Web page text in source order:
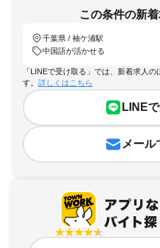
この条件の新
千葉県 / 袖ケ浦駅
中国語が活かせる
「LINEで受け取る」では、新着求人
す。 詳しくはこちら
LINE
メール